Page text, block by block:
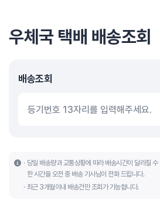
우체국 택배 배송조회
배송조회
당일 배송량과 교통상황에 따라 배송시간이 달라질
한 시간을 오전 중 배송 기사님이 전화 드립니다.
최근 3개월이내 배송건만 조회가 가능합니다.